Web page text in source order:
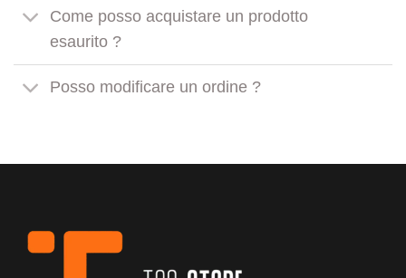
Come posso acquistare un prodotto
esaurito ?
Posso modificare un ordine ?